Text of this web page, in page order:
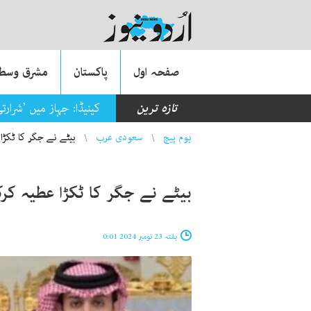
صفحہ اول پاکستان
مشرق
تازہ ترین
کینیڈا: جہاز میں
You are here
ہوم پیچ سعودی عرب بیٹے نے جگر کا
بیٹے نے جگر کا ٹکڑا عطیہ
ہفتہ 23 نومبر 2024 0:01